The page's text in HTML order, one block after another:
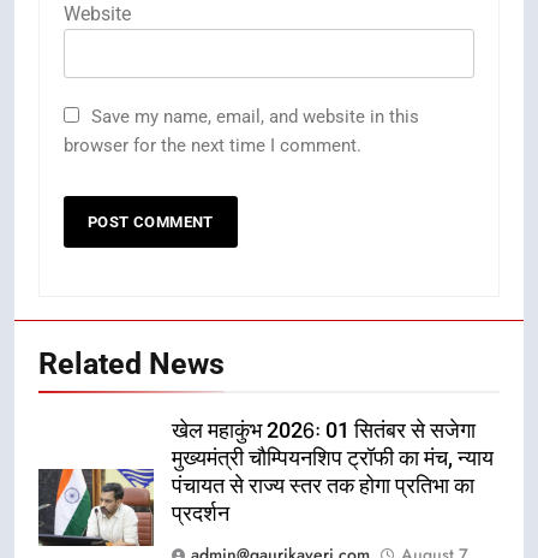
Website
Save my name, email, and website in this
browser for the next time I comment.
Related News
खेल महाकुंभ 2026ः 01 सितंबर से सजेगा
मुख्यमंत्री चौम्पियनशिप ट्रॉफी का मंच, न्याय
पंचायत से राज्य स्तर तक होगा प्रतिभा का
प्रदर्शन